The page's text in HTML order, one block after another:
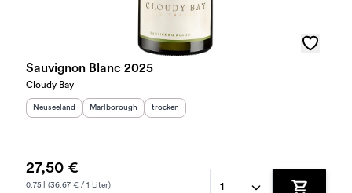
Sauvignon Blanc 2025
Cloudy Bay
Herkunftsland
Neuseeland Herkunftsregion
Marlborough Geschmack
trocken
27,50 €
0.75 l (36.67 € / 1 Liter)
1